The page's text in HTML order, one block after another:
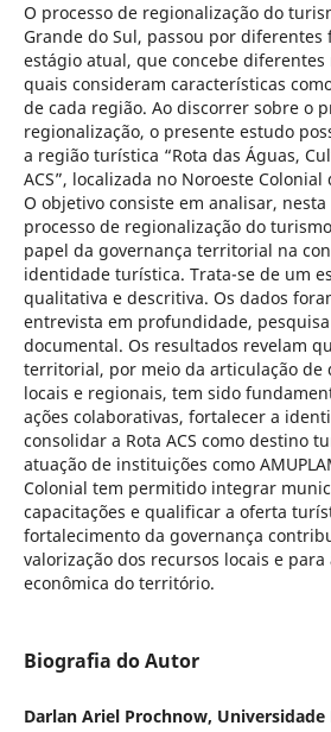
O processo de regionalização do
Grande do Sul, passou por diferentes
estágio atual, que concebe
quais consideram características
de cada região. Ao discorrer sobre o
regionalização, o presente estudo
a região turística “Rota das Águas,
ACS”, localizada no Noroeste Colonial
O objetivo consiste em analisar,
processo de regionalização do
papel da governança territorial na
identidade turística. Trata-se de um
qualitativa e descritiva. Os dados
entrevista em profundidade,
documental. Os resultados revelam
territorial, por meio da articulação de
locais e regionais, tem sido
ações colaborativas, fortalecer a
consolidar a Rota ACS como destino
atuação de instituições como
Colonial tem permitido integrar
capacitações e qualificar a oferta
fortalecimento da governança
valorização dos recursos locais e
econômica do território.
Biografia do Autor
Darlan Ariel Prochnow,